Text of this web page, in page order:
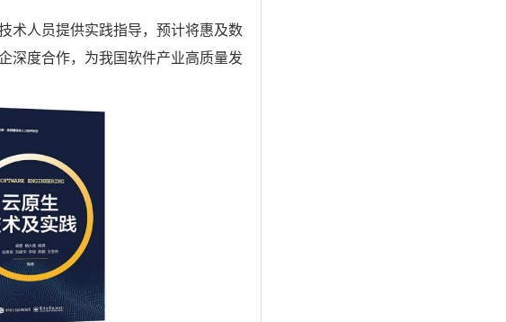
术人员提供实践指导，预计将惠及数
深度合作，为我国软件产业高质量发